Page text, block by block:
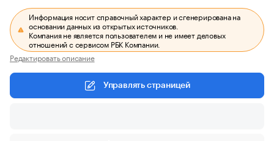
Информация носит справочный характер и сгенерирована на
основании данных из открытых источников.
Компания не является пользователем и не имеет деловых
отношений с сервисом РБК Компании.
Редактировать описание
Управлять страницей